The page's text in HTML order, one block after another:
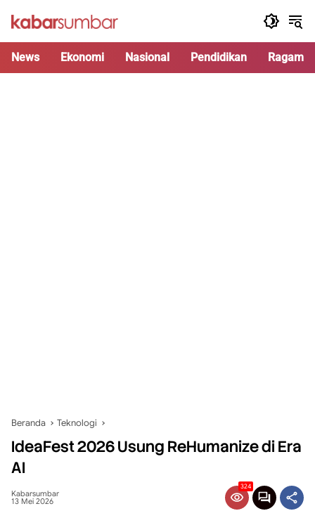
News Ekonomi Nasional Pendidikan Ragam
Beranda Teknologi
IdeaFest 2026 Usung ReHumanize di Era
AI
Kabarsumbar
13 Mei 2026
324